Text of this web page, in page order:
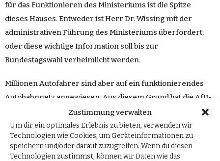
Zustimmung verwalten
Um dir ein optimales Erlebnis zu bieten, verwenden wir
Technologien wie Cookies, um Geräteinformationen zu
speichern und/oder darauf zuzugreifen. Wenn du diesen
Technologien zustimmst, können wir Daten wie das
für das Funktionieren des Ministeriums ist die Spitze
dieses Hauses.Entweder istHerr Dr.Wissing mit der
administrativenFührung des Ministeriums überfordert,
oder diese wichtige Information soll bis zur
Bundestagswahlverheimlicht werden.
MillionenAutofahrer sind aber auf ein funktionierendes
Autobahnnetz angewiesen. Aus diesem Grund hat die AfD-
Herstellungder Öffentlichkeit beantragt.
Dieses ist von allen anderenFraktionenabgelehnt worden.
Verschleiernist also auch dieDevisevon CDU/CSU. Die
AfD-Fraktion wird bei diesem
Themanicht lockerlassen.“